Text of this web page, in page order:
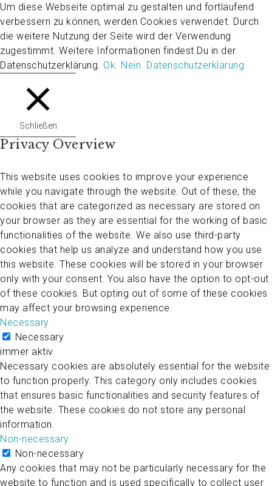
Um diese Webseite optimal zu gestalten und fortlaufend
verbessern zu können, werden Cookies verwendet. Durch
die weitere Nutzung der Seite wird der Verwendung
zugestimmt. Weitere Informationen findest Du in der
Datenschutzerklärung. Ok. Nein. Datenschutzerklärung
Schließen
Privacy Overview
This website uses cookies to improve your experience
while you navigate through the website. Out of these, the
cookies that are categorized as necessary are stored on
your browser as they are essential for the working of basic
functionalities of the website. We also use third-party
cookies that help us analyze and understand how you use
this website. These cookies will be stored in your browser
only with your consent. You also have the option to opt-out
of these cookies. But opting out of some of these cookies
may affect your browsing experience.
Necessary
Necessary
immer aktiv
Necessary cookies are absolutely essential for the website
to function properly. This category only includes cookies
that ensures basic functionalities and security features of
the website. These cookies do not store any personal
information.
Non-necessary
Non-necessary
Any cookies that may not be particularly necessary for the
website to function and is used specifically to collect user